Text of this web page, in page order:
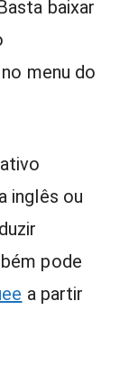
baixar
menu do
inglês ou
pode
a partir